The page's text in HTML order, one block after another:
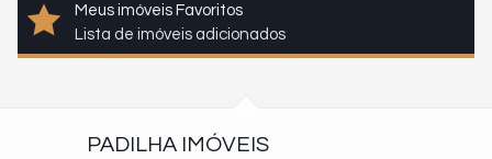
Meus imóveis Favoritos
Lista de imóveis adicionados
PADILHA IMÓVEIS